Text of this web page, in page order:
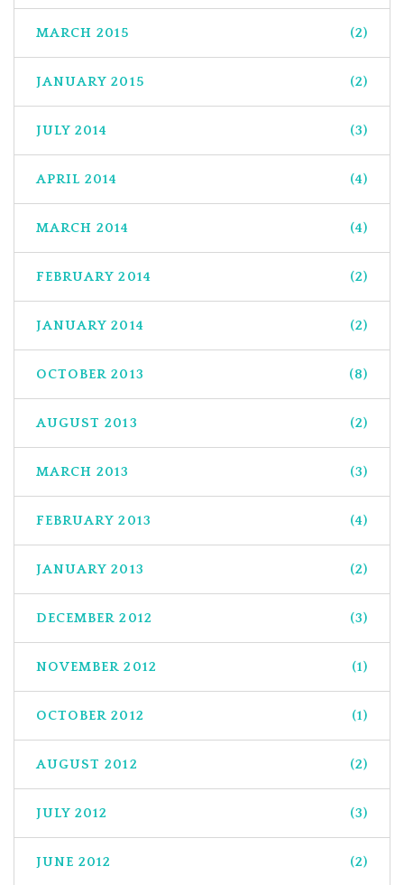
MARCH 2015 (2)
JANUARY 2015 (2)
JULY 2014 (3)
APRIL 2014 (4)
MARCH 2014 (4)
FEBRUARY 2014 (2)
JANUARY 2014 (2)
OCTOBER 2013 (8)
AUGUST 2013 (2)
MARCH 2013 (3)
FEBRUARY 2013 (4)
JANUARY 2013 (2)
DECEMBER 2012 (3)
NOVEMBER 2012 (1)
OCTOBER 2012 (1)
AUGUST 2012 (2)
JULY 2012 (3)
JUNE 2012 (2)